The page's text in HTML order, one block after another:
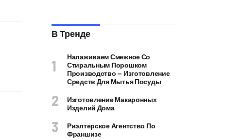
В Тренде
Налаживаем Смежное Со
Стиральным Порошком
Производство — Изготовление
Средств Для Мытья Посуды
Изготовление Макаронных
Изделий Дома
Риэлтерское Агентство По
Франшизе